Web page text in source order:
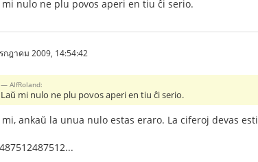
mi nulo ne plu povos aperi en tiu ĉi serio.
กฎาคม 2009, 14:54:42
AlfRoland:
Laŭ mi nulo ne plu povos aperi en tiu ĉi serio.
mi, ankaŭ la unua nulo estas eraro. La ciferoj devas esti